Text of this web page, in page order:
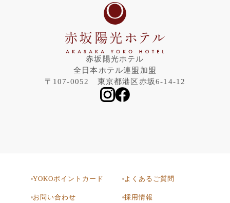
赤坂陽光ホテル
全日本ホテル連盟加盟
〒107-0052 東京都港区赤坂6-14-12
YOKOポイントカード よくあるご質問
お問い合わせ 採用情報